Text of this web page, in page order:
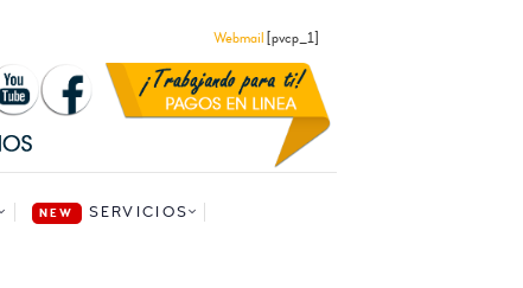
[pvcp_1]
Webmail
SERVICIOS